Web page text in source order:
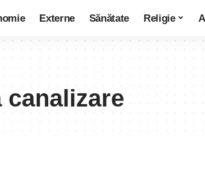
Externe Sănătate Religie